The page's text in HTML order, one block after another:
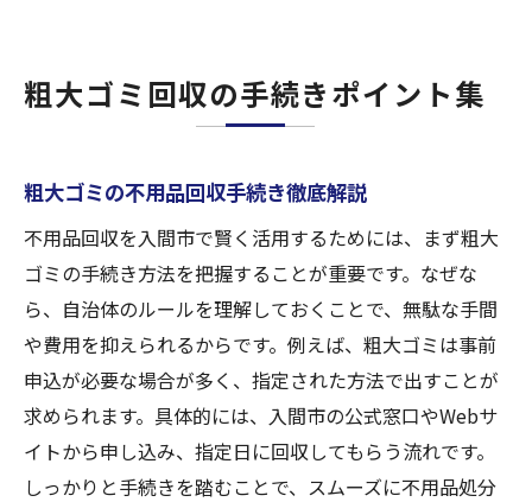
粗大ゴミ回収の手続きポイント集
粗大ゴミの不用品回収手続き徹底解説
不用品回収を入間市で賢く活用するためには、まず粗大
ゴミの手続き方法を把握することが重要です。なぜな
ら、自治体のルールを理解しておくことで、無駄な手間
や費用を抑えられるからです。例えば、粗大ゴミは事前
申込が必要な場合が多く、指定された方法で出すことが
求められます。具体的には、入間市の公式窓口やWebサ
イトから申し込み、指定日に回収してもらう流れです。
しっかりと手続きを踏むことで、スムーズに不用品処分